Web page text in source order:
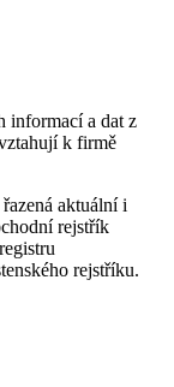
informací a dat z
k firmě
aktuální i
rejstřík
rejstříku.